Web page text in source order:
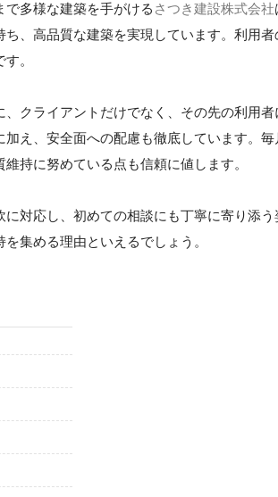
多様な建築を手がける さつき建設株式会社
、高品質な建築を実現しています。利用
。
クライアントだけでなく、その先の利用
え、安全面への配慮も徹底しています。
持に努めている点も信頼に値します。
対応し、初めての相談にも丁寧に寄り添
集める理由といえるでしょう。